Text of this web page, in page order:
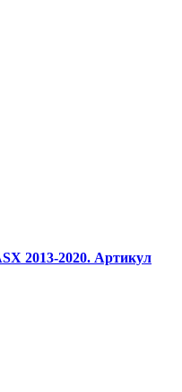
2013-2020. Артикул